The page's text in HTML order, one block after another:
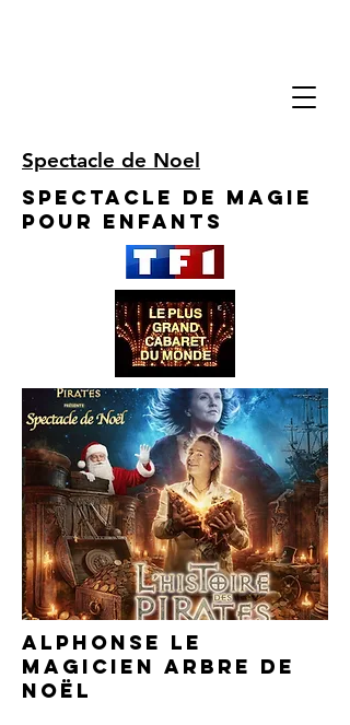
Spectacle de Noel
Spectacle de Magie
pour enfants
Alphonse le
magicien arbre de
noël